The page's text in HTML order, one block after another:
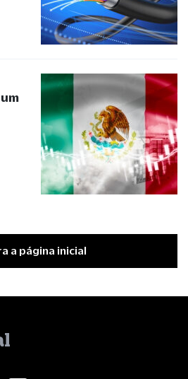
a página inicial